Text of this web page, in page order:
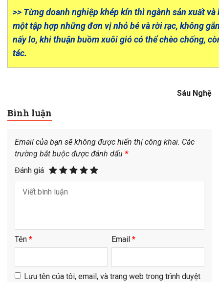
>> Từng doanh nghiệp khép kín thì ngành sản xuất
một tập hợp những đơn vị nhỏ bé và rời rạc, không
nấy lo, khi thuận buồm xuôi gió có thể chèo chống,
tác.
Sáu Nghệ
Bình luận
Email của bạn sẽ không được hiển thị công khai. Các
trường bắt buộc được đánh dấu *
Đánh giá
Tên * Email *
Lưu tên của tôi, email, và trang web trong trình duyệt